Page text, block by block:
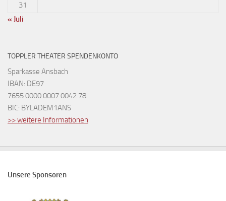
31
« Juli
TOPPLER THEATER SPENDENKONTO
Sparkasse Ansbach
IBAN: DE97
7655 0000 0007 0042 78
BIC: BYLADEM1ANS
>> weitere Informationen
Unsere Sponsoren